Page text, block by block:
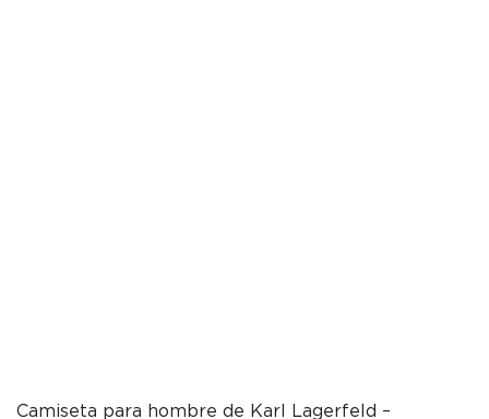
Camiseta para hombre de Karl Lagerfeld –